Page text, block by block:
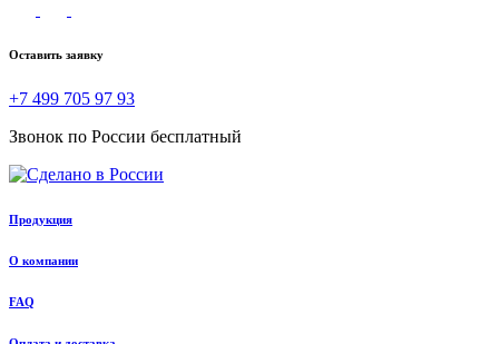
Оставить заявку
+7 499 705 97 93
Звонок по России бесплатный
Продукция
О компании
FAQ